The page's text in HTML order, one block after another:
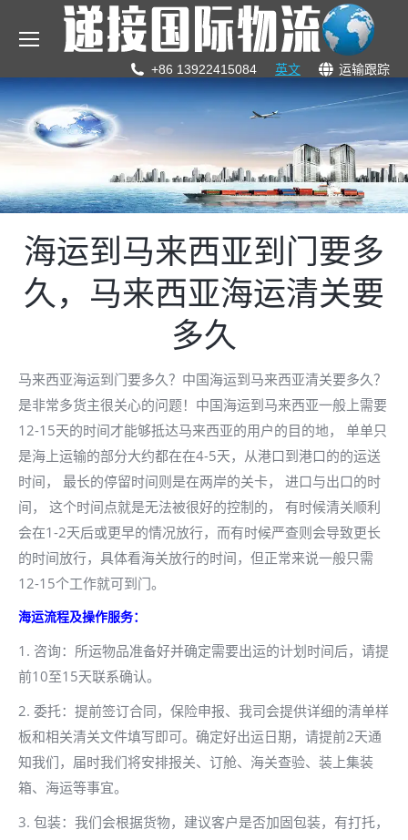
+86 13922415084 英文 运输跟踪
海运到马来西亚到门要多
久，马来西亚海运清关要
多久
马来西亚海运到门要多久？中国海运到马来西亚清关要多久？
是非常多货主很关心的问题！中国海运到马来西亚一般上需要
12-15天的时间才能够抵达马来西亚的用户的目的地， 单单只
是海上运输的部分大约都在在4-5天，从港口到港口的的运送
时间， 最长的停留时间则是在两岸的关卡， 进口与出口的时
间， 这个时间点就是无法被很好的控制的， 有时候清关顺利
会在1-2天后或更早的情况放行，而有时候严查则会导致更长
的时间放行，具体看海关放行的时间，但正常来说一般只需
12-15个工作就可到门。
海运流程及操作服务：
1. 咨询：所运物品准备好并确定需要出运的计划时间后，请提
前10至15天联系确认。
2. 委托：提前签订合同，保险申报、我司会提供详细的清单样
板和相关清关文件填写即可。确定好出运日期，请提前2天通
知我们，届时我们将安排报关、订舱、海关查验、装上集装
箱、海运等事宜。
3. 包装：我们会根据货物，建议客户是否加固包装，有打托，